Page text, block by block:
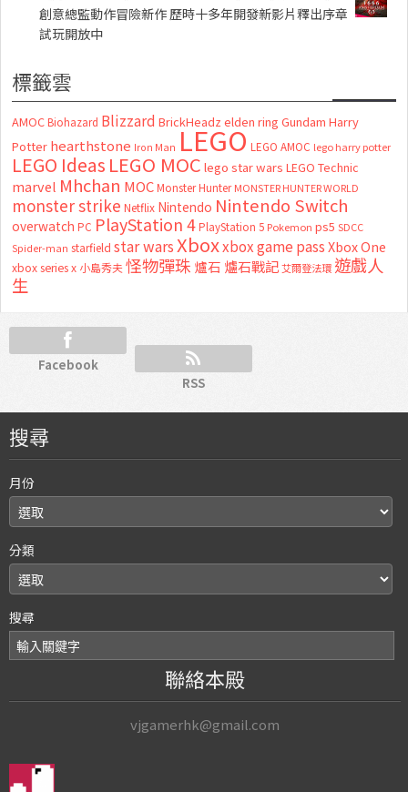
創意總監動作冒險新作 歷時十多年開發新影片釋出序章
試玩開放中
標籤雲
AMOC Biohazard Blizzard BrickHeadz elden ring Gundam Harry
Potter hearthstone Iron Man LEGO LEGO AMOC lego harry potter
LEGO Ideas LEGO MOC lego star wars LEGO Technic
marvel Mhchan MOC Monster Hunter MONSTER HUNTER WORLD
monster strike Netflix Nintendo Nintendo Switch
overwatch PC PlayStation 4 PlayStation 5 Pokemon ps5 SDCC
Spider-man starfield star warsXboxxbox game passXbox One
xbox series x 小島秀夫怪物彈珠 爐石 爐石戰記艾爾登法環 遊戲人
生
Facebook
RSS
搜尋
月份
分類
搜尋
聯絡本殿
vjgamerhk@gmail.com